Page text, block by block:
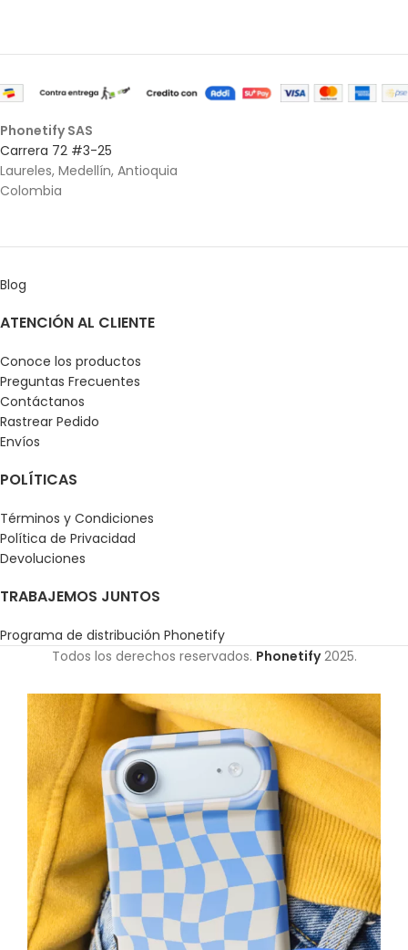
Phonetify SAS
Carrera 72 #3-25
Laureles, Medellín, Antioquia
Colombia
Blog
ATENCIÓN AL CLIENTE
Conoce los productos
Preguntas Frecuentes
Contáctanos
Rastrear Pedido
Envíos
POLÍTICAS
Términos y Condiciones
Política de Privacidad
Devoluciones
TRABAJEMOS JUNTOS
Programa de distribución Phonetify
Todos los derechos reservados. Phonetify2025.